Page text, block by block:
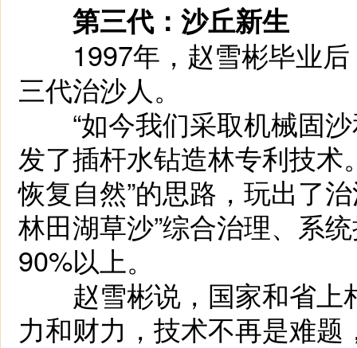
第三代：沙丘新生
1997年，赵雪彬毕业后
三代治沙人。
“如今我们采取机械固沙
发了插杆水钻造林专利技术
恢复自然”的思路，玩出了
林田湖草沙”综合治理、系
90%以上。
赵雪彬说，国家和省上
力和财力，技术不再是难